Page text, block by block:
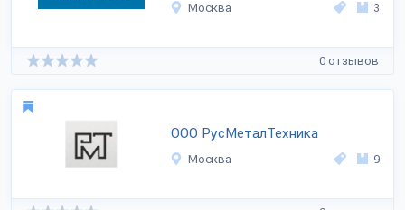
Москва 3
0 отзывов
ООО РусМеталТехника
Москва 9